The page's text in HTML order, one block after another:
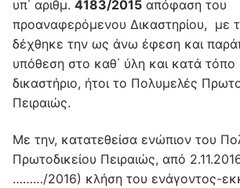
υπ΄ αριθμ. 4183/2015 απόφαση του
προαναφερόμενου Δικαστηρίου, με
δέχθηκε την ως άνω έφεση και
υπόθεση στο καθ΄ ύλη και κατά τόπο
δικαστήριο, ήτοι το Πολυμελές
Πειραιώς.
Με την, κατατεθείσα ενώπιον του
Πρωτοδικείου Πειραιώς, από
………/2016) κλήση του ενάγοντος-